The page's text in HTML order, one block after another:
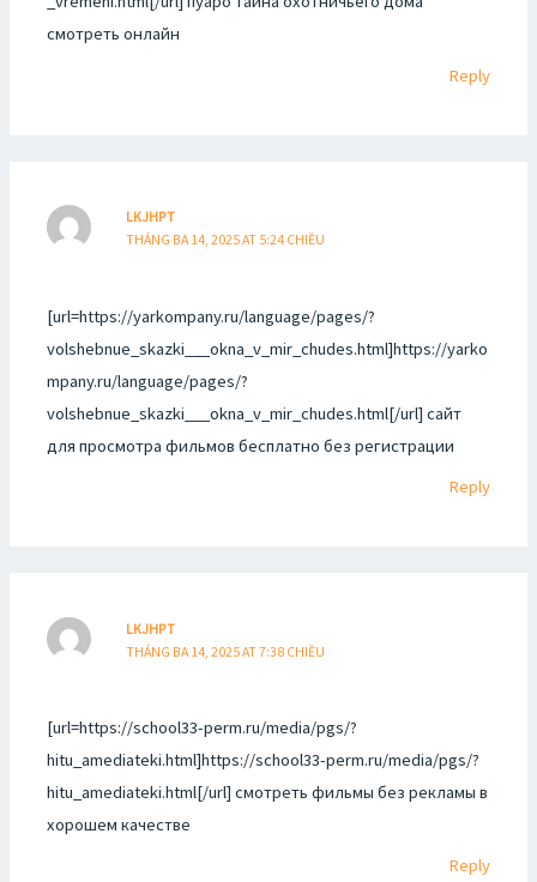
смотреть онлайн
Reply
LKJHPT
THÁNG BA 14, 2025 AT 5:24 CHIỀU
[url=https://yarkompany.ru/language/pages/?
volshebnue_skazki___okna_v_mir_chudes.html]https://yarko
mpany.ru/language/pages/?
volshebnue_skazki___okna_v_mir_chudes.html[/url] сайт
для просмотра фильмов бесплатно без регистрации
Reply
LKJHPT
THÁNG BA 14, 2025 AT 7:38 CHIỀU
[url=https://school33-perm.ru/media/pgs/?
hitu_amediateki.html]https://school33-perm.ru/media/pgs/?
hitu_amediateki.html[/url] смотреть фильмы без рекламы в
хорошем качестве
Reply